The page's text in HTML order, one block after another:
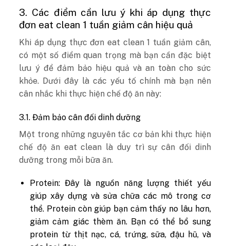
3. Các điểm cần lưu ý khi áp dụng thực
đơn eat clean 1 tuần giảm cân hiệu quả
Khi áp dụng thực đơn eat clean 1 tuần giảm cân,
có một số điểm quan trọng mà bạn cần đặc biệt
lưu ý để đảm bảo hiệu quả và an toàn cho sức
khỏe. Dưới đây là các yếu tố chính mà bạn nên
cân nhắc khi thực hiện chế độ ăn này:
3.1. Đảm bảo cân đối dinh dưỡng
Một trong những nguyên tắc cơ bản khi thực hiện
chế độ ăn eat clean là duy trì sự cân đối dinh
dưỡng trong mỗi bữa ăn.
Protein: Đây là nguồn năng lượng thiết yếu
giúp xây dựng và sửa chữa các mô trong cơ
thể. Protein còn giúp bạn cảm thấy no lâu hơn,
giảm cảm giác thèm ăn. Bạn có thể bổ sung
protein từ thịt nạc, cá, trứng, sữa, đậu hũ, và